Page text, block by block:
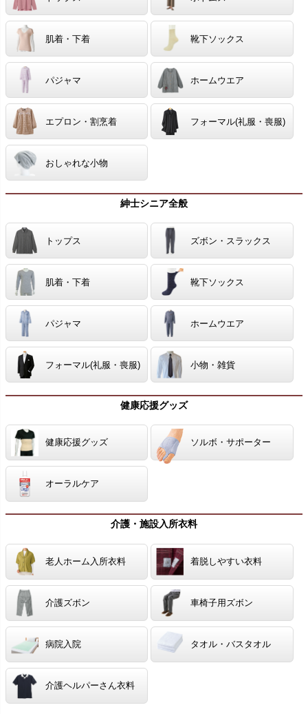
肌着・下着 靴下ソックス
パジャマ ホームウエア
エプロン・割烹着 フォーマル(礼服・喪服)
おしゃれな小物
紳士シニア全般
トップス ズボン・スラックス
肌着・下着 靴下ソックス
パジャマ ホームウエア
フォーマル(礼服・喪服) 小物・雑貨
健康応援グッズ
健康応援グッズ ソルボ・サポーター
オーラルケア
介護・施設入所衣料
老人ホーム入所衣料 着脱しやすい衣料
介護ズボン 車椅子用ズボン
病院入院 タオル・バスタオル
介護ヘルパーさん衣料